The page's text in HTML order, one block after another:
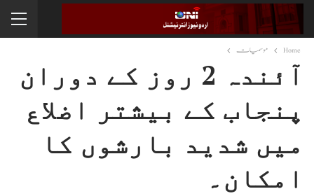
Home موسمیات
آئندہ 2 روز کے دوران
پنجاب کے بیشتر اضلاع
میں شدید بارشوں کا
امکان۔